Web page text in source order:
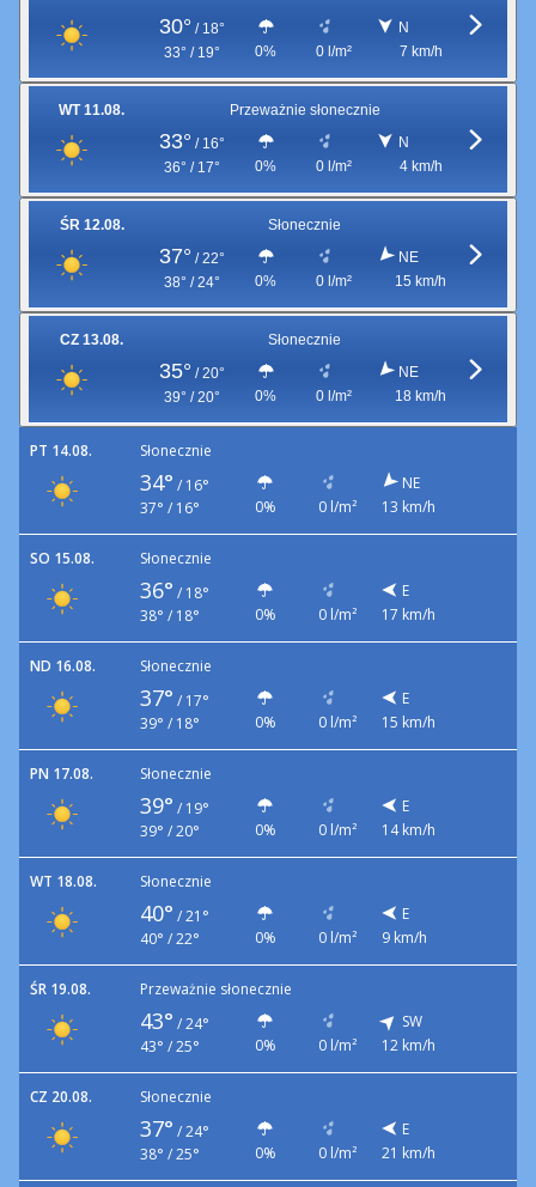
30° / 18°
33° / 19°
0% 0 l/m²
N
7 km/h
WT 11.08. Przeważnie słonecznie
33° / 16°
36° / 17°
0% 0 l/m²
N
4 km/h
ŚR 12.08. Słonecznie
37° / 22°
38° / 24°
0% 0 l/m²
NE
15 km/h
CZ 13.08. Słonecznie
35° / 20°
39° / 20°
0% 0 l/m²
NE
18 km/h
PT 14.08. Słonecznie
34° / 16°
37° / 16°
0% 0 l/m²
NE
13 km/h
SO 15.08. Słonecznie
36° / 18°
38° / 18°
0% 0 l/m²
E
17 km/h
ND 16.08. Słonecznie
37° / 17°
39° / 18°
0% 0 l/m²
E
15 km/h
PN 17.08. Słonecznie
39° / 19°
39° / 20°
0% 0 l/m²
E
14 km/h
WT 18.08. Słonecznie
40° / 21°
40° / 22°
0% 0 l/m²
E
9 km/h
ŚR 19.08. Przeważnie słonecznie
43° / 24°
43° / 25°
0% 0 l/m²
SW
12 km/h
CZ 20.08. Słonecznie
37° / 24°
38° / 25°
0% 0 l/m²
E
21 km/h